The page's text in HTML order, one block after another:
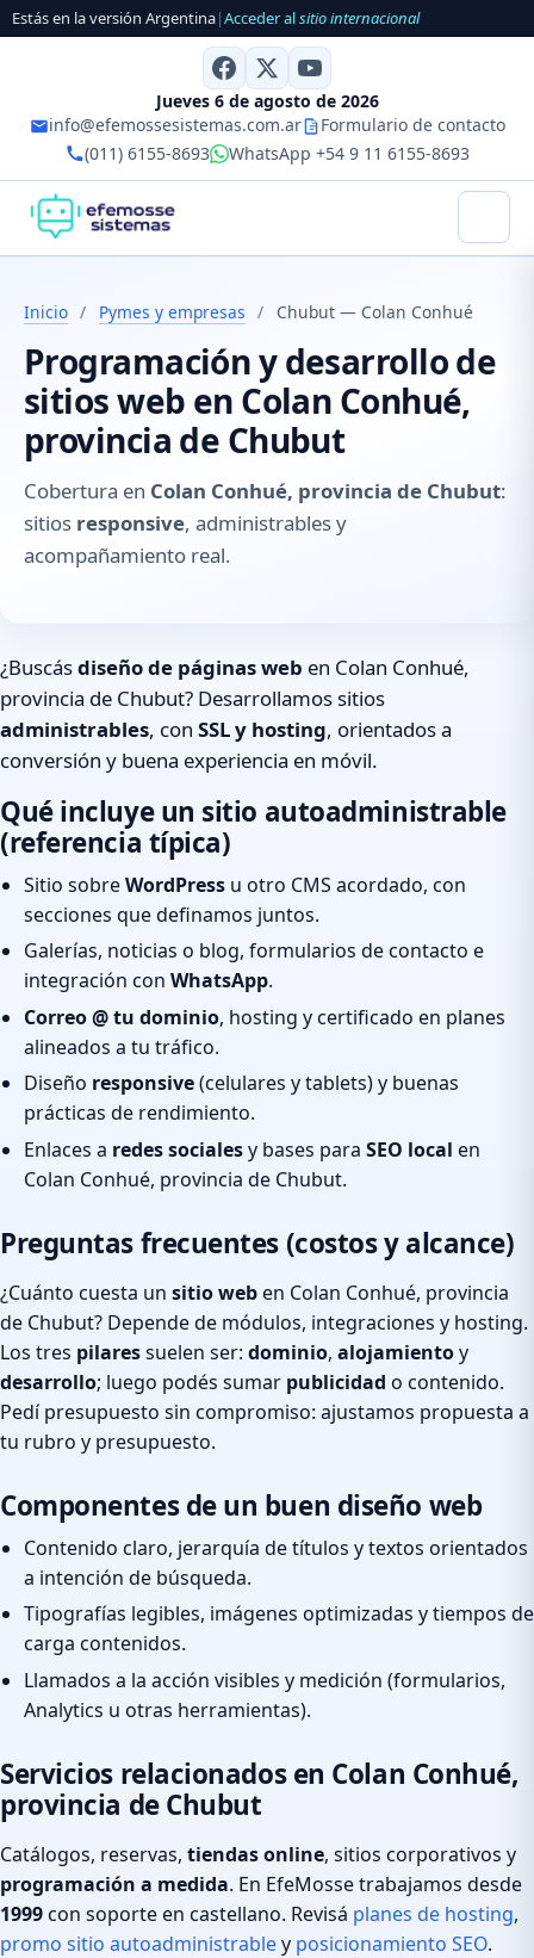
Estás en la versión Argentina|Acceder alsitio internacional
Jueves 6 de agosto de 2026
info@efemossesistemas.com.ar
Formulario de contacto
(011) 6155-8693
WhatsApp +54 9 11 6155-8693
Inicio / Pymes y empresas / Chubut — Colan Conhué
Programación y desarrollo de
sitios web en Colan Conhué,
provincia de Chubut
Cobertura en Colan Conhué, provincia de Chubut:
sitios responsive, administrables y
acompañamiento real.
¿Buscásdiseño de páginas web en Colan Conhué,
provincia de Chubut? Desarrollamos sitios
administrables, con SSL y hosting, orientados a
conversión y buena experiencia en móvil.
Qué incluye un sitio autoadministrable
(referencia típica)
Sitio sobreWordPress u otro CMS acordado, con
secciones que definamos juntos.
Galerías, noticias o blog, formularios de contacto e
integración con WhatsApp.
Correo @ tu dominio, hosting y certificado en planes
alineados a tu tráfico.
Diseño responsive(celulares y tablets) y buenas
prácticas de rendimiento.
Enlaces a redes socialesy bases para SEO local en
Colan Conhué, provincia de Chubut.
Preguntas frecuentes (costos y alcance)
¿Cuánto cuesta un sitio weben Colan Conhué, provincia
de Chubut? Depende de módulos, integraciones y hosting.
Los tres pilaressuelen ser: dominio, alojamientoy
desarrollo; luego podés sumar publicidad o contenido.
Pedí presupuesto sin compromiso: ajustamos propuesta a
tu rubro y presupuesto.
Componentes de un buen diseño web
Contenido claro, jerarquía de títulos y textos orientados
a intención de búsqueda.
Tipografías legibles, imágenes optimizadas y tiempos de
carga contenidos.
Llamados a la acción visibles y medición (formularios,
Analytics u otras herramientas).
Servicios relacionados en Colan Conhué,
provincia de Chubut
Catálogos, reservas, tiendas online, sitios corporativos y
programación a medida. En EfeMosse trabajamos desde
1999con soporte en castellano. Revisá planes de hosting,
promo sitio autoadministrabley posicionamiento SEO.